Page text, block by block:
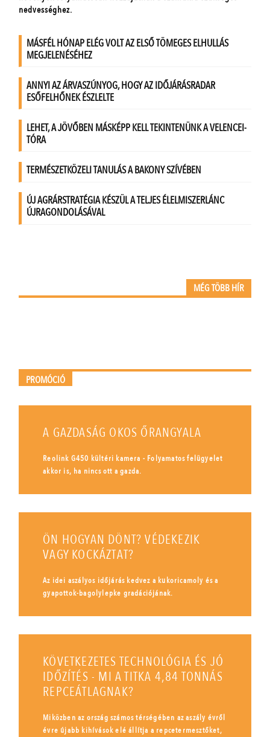
MÉG TÖBB HÍR
PROMÓCIÓ
A GAZDASÁG OKOS ŐRANGYALA
Reolink G450 kültéri kamera - Folyamatos felügyelet
akkor is, ha nincs ott a gazda.
ÖN HOGYAN DÖNT? VÉDEKEZIK
VAGY KOCKÁZTAT?
Az idei aszályos időjárás kedvez a kukoricamoly és a
gyapottok-bagolylepke gradációjának.
KÖVETKEZETES TECHNOLÓGIA ÉS JÓ
IDŐZÍTÉS - MI A TITKA 4,84 TONNÁS
REPCEÁTLAGNAK?
Miközben az ország számos térségében az aszály évről
évre újabb kihívások elé állítja a repcetermesztőket,